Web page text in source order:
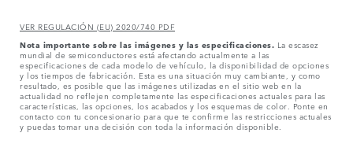
VER REGULACIÓN (EU) 2020/740 PDF
Nota importante sobre las imágenes y las especificaciones. La escasez
mundial de semiconductores está afectando actualmente a las
especificaciones de cada modelo de vehículo, la disponibilidad de opciones
y los tiempos de fabricación. Esta es una situación muy cambiante, y como
resultado, es posible que las imágenes utilizadas en el sitio web en la
actualidad no reflejen completamente las especificaciones actuales para las
características, las opciones, los acabados y los esquemas de color. Ponte en
contacto con tu concesionario para que te confirme las restricciones actuales
y puedas tomar una decisión con toda la información disponible.